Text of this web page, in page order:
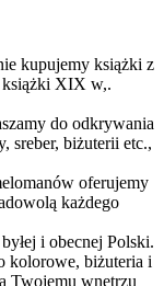
kupujemy książki z
książki XIX w,.
do odkrywania
sreber, biżuterii etc.,
oferujemy
każdego
i obecnej Polski.
kolorowe, biżuteria i
Twojemu wnętrzu